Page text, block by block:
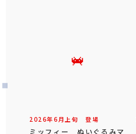
2026年6 月 上旬 登場
ミッフィー ぬいぐるみマ